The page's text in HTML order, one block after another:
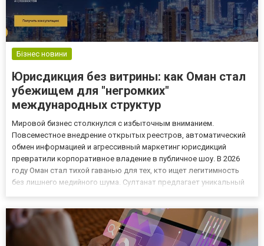
Бізнес новини
Юрисдикция без витрины: как Оман стал
убежищем для "негромких"
международных структур
Мировой бизнес столкнулся с избыточным вниманием.
Повсеместное внедрение открытых реестров, автоматический
обмен информацией и агрессивный маркетинг юрисдикций
превратили корпоративное владение в публичное шоу. В 2026
году Оман стал тихой гаванью для тех, кто ищет легитимность
без лишнего медийного шума. Султанат предлагает уникальный
процессы в инструме...